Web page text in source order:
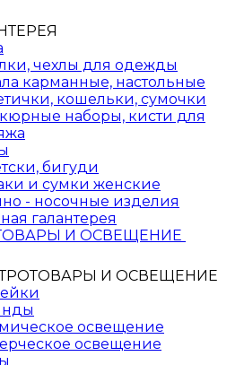
чехлы для одежды
карманные, настольные
кошельки, сумочки
наборы, кисти для
бигуди
и сумки женские
- носочные изделия
галантерея
И ОСВЕЩЕНИЕ
И ОСВЕЩЕНИЕ
освещение
освещение